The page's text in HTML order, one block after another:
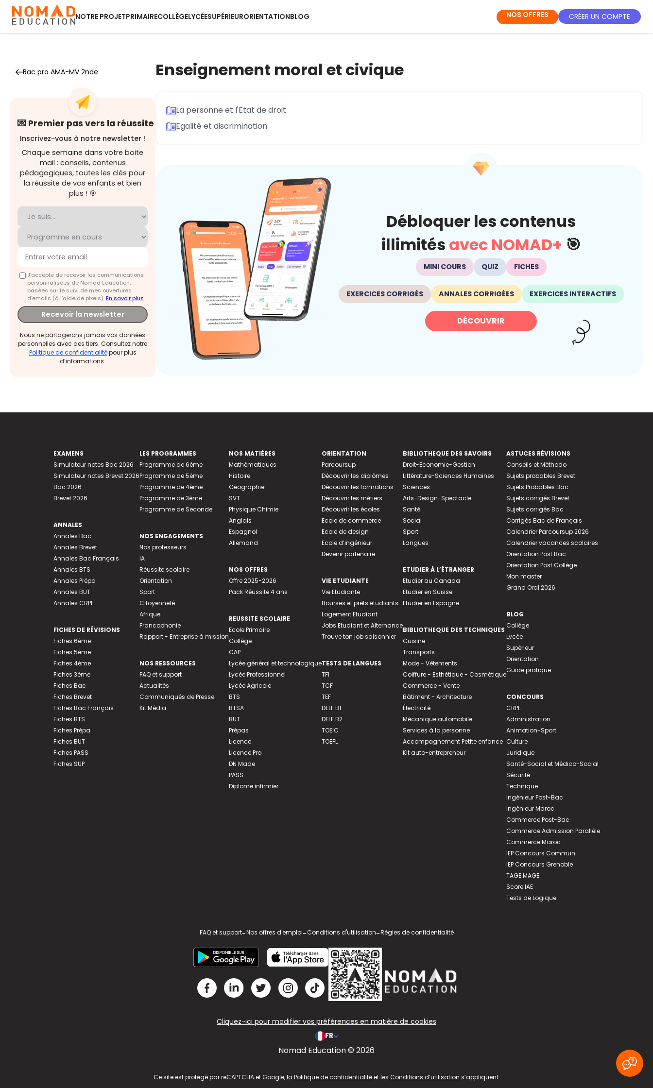
NOTRE PROJETPRIMAIRECOLLÈGELYCÉESUPÉRIEURORIENTATIONBLOG NOS OFFRES CRÉER UN COMPTE
Bac pro AMA-MV 2nde
💌 Premier pas vers la réussite
Inscrivez-vous à notre newsletter !
Chaque semaine dans votre boite
mail : conseils, contenus
pédagogiques, toutes les clés pour
la réussite de vos enfants et bien
plus ! 🎯
J'accepte de recevoir les communications
personnalisées de Nomad Education,
basées sur le suivi de mes ouvertures
d'emails (à l’aide de pixels).En savoir plus
Recevoir la newsletter
Nous ne partagerons jamais vos données
personnelles avec des tiers. Consultez notre
Politique de confidentialitépour plus
d’informations.
Enseignement moral et civique
La personne et l'Etat de droit
Egalité et discrimination
Débloquer les contenus
illimités avec NOMAD+ 🎯
MINI COURS QUIZ FICHES
EXERCICES CORRIGÉS ANNALES CORRIGÉES EXERCICES INTERACTIFS
DÉCOUVRIR
EXAMENS
Simulateur notes Bac 2026
Simulateur notes Brevet 2026
Bac 2026
Brevet 2026
ANNALES
Annales Bac
Annales Brevet
Annales Bac Français
Annales BTS
Annales Prépa
Annales BUT
Annales CRPE
FICHES DE RÉVISIONS
Fiches 6ème
Fiches 5ème
Fiches 4ème
Fiches 3ème
Fiches Bac
Fiches Brevet
Fiches Bac Français
Fiches BTS
Fiches Prépa
Fiches BUT
Fiches PASS
Fiches SUP
LES PROGRAMMES
Programme de 6ème
Programme de 5ème
Programme de 4ème
Programme de 3ème
Programme de Seconde
NOS ENGAGEMENTS
Nos professeurs
IA
Réussite scolaire
Orientation
Sport
Citoyenneté
Afrique
Francophonie
Rapport - Entreprise à mission
NOS RESSOURCES
FAQ et support
Actualités
Communiqués de Presse
Kit Média
NOS MATIÈRES
Mathématiques
Histoire
Géographie
SVT
Physique Chimie
Anglais
Espagnol
Allemand
NOS OFFRES
Offre 2025-2026
Pack Réussite 4 ans
REUSSITE SCOLAIRE
Ecole Primaire
Collège
CAP
Lycée général et technologique
Lycée Professionnel
Lycée Agricole
BTS
BTSA
BUT
Prépas
Licence
Licence Pro
DN Made
PASS
Diplome infirmier
ORIENTATION
Parcoursup
Découvrir les diplômes
Découvrir les formations
Découvrir les métiers
Découvrir les écoles
Ecole de commerce
Ecole de design
Ecole d’ingénieur
Devenir partenaire
VIE ETUDIANTE
Vie Etudiante
Bourses et prêts étudiants
Logement Etudiant
Jobs Etudiant et Alternance
Trouve ton job saisonnier
TESTS DE LANGUES
TFI
TCF
TEF
DELF B1
DELF B2
TOEIC
TOEFL
BIBLIOTHEQUE DES SAVOIRS
Droit-Economie-Gestion
Littérature-Sciences Humaines
Sciences
Arts-Design-Spectacle
Santé
Social
Sport
Langues
ETUDIER À L’ÉTRANGER
Etudier au Canada
Etudier en Suisse
Etudier en Espagne
BIBLIOTHEQUE DES TECHNIQUES
Cuisine
Transports
Mode - Vêtements
Coiffure - Esthétique - Cosmétique
Commerce - Vente
Bâtiment - Architecture
Électricité
Mécanique automobile
Services à la personne
Accompagnement Petite enfance
Kit auto-entrepreneur
ASTUCES RÉVISIONS
Conseils et Méthodo
Sujets probables Brevet
Sujets Probables Bac
Sujets corrigés Brevet
Sujets corrigés Bac
Corrigés Bac de Français
Calendrier Parcoursup 2026
Calendrier vacances scolaires
Orientation Post Bac
Orientation Post Collège
Mon master
Grand Oral 2026
BLOG
Collège
Lycée
Supérieur
Orientation
Guide pratique
CONCOURS
CRPE
Administration
Animation-Sport
Culture
Juridique
Santé-Social et Médico-Social
Sécurité
Technique
Ingénieur Post-Bac
Ingénieur Maroc
Commerce Post-Bac
Commerce Admission Parallèle
Commerce Maroc
IEP Concours Commun
IEP Concours Grenoble
TAGE MAGE
Score IAE
Tests de Logique
FAQ et support-Nos offres d'emploi-Conditions d'utilisation-Règles de confidentialité
Cliquez-ici pour modifier vos préférences en matière de cookies
FR
Nomad Education © 2026
Ce site est protégé par reCAPTCHA et Google, la Politique de confidentialitéet les Conditions d’utilisation s’appliquent.